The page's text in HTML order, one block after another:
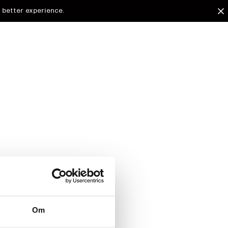
Om
experience.